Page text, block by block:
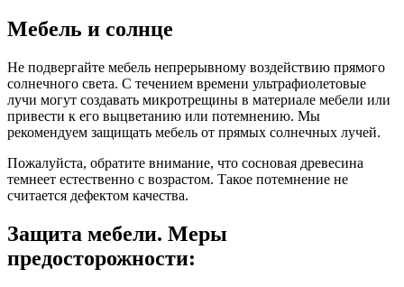
Мебель и солнце
Не подвергайте мебель непрерывному воздействию прямого
солнечного света. С течением времени ультрафиолетовые
лучи могут создавать микротрещины в материале мебели или
привести к его выцветанию или потемнению. Мы
рекомендуем защищать мебель от прямых солнечных лучей.
Пожалуйста, обратите внимание, что сосновая древесина
темнеет естественно с возрастом. Такое потемнение не
считается дефектом качества.
Защита мебели. Меры
предосторожности: